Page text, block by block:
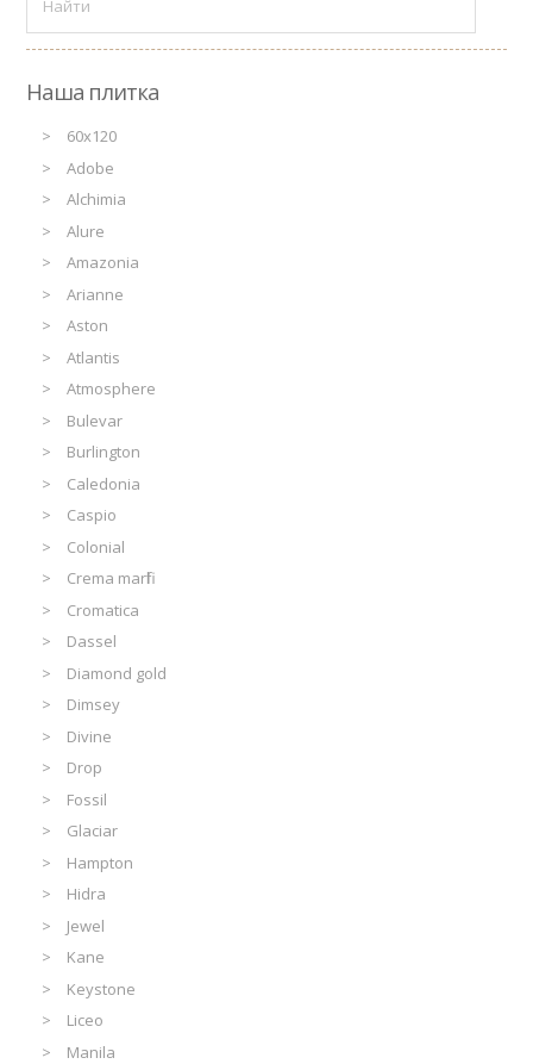
Наша плитка
60x120
Adobe
Alchimia
Alure
Amazonia
Arianne
Aston
Atlantis
Atmosphere
Bulevar
Burlington
Caledonia
Caspio
Colonial
Crema marfil
Cromatica
Dassel
Diamond gold
Dimsey
Divine
Drop
Fossil
Glaciar
Hampton
Hidra
Jewel
Kane
Keystone
Liceo
Manila